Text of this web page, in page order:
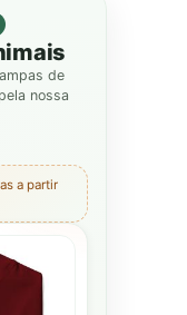
de
nossa
a partir